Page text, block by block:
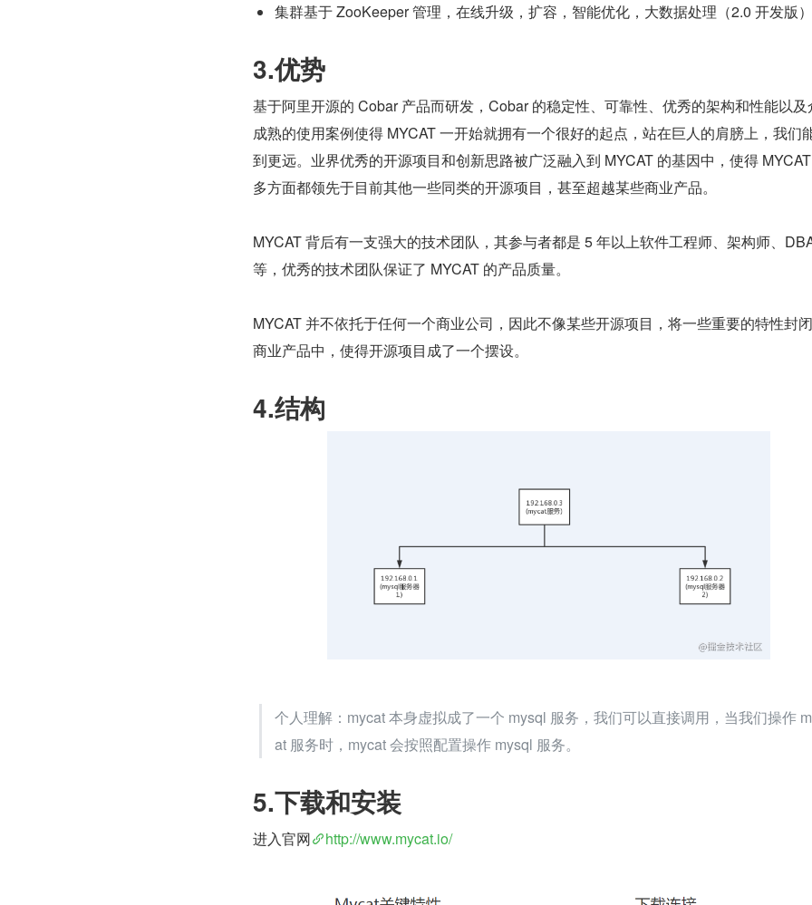
集群基于 ZooKeeper 管理，在线升级，扩容，智能优化，大数据处理（2.0 开发版）
3.优势
基于阿里开源的 Cobar 产品而研发，Cobar 的稳定性、可靠性、优秀的架构和性能以及
成熟的使用案例使得 MYCAT 一开始就拥有一个很好的起点，站在巨人的肩膀上，我们
到更远。业界优秀的开源项目和创新思路被广泛融入到 MYCAT 的基因中，使得
多方面都领先于目前其他一些同类的开源项目，甚至超越某些商业产品。
MYCAT 背后有一支强大的技术团队，其参与者都是 5 年以上软件工程师、架构师、
等，优秀的技术团队保证了 MYCAT 的产品质量。
MYCAT 并不依托于任何一个商业公司，因此不像某些开源项目，将一些重要的特性封
商业产品中，使得开源项目成了一个摆设。
4.结构
个人理解：mycat 本身虚拟成了一个 mysql 服务，我们可以直接调用，当我们操作
at 服务时，mycat 会按照配置操作 mysql 服务。
5.下载和安装
进入官网 http://www.mycat.io/